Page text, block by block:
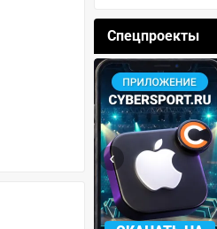
Спецпроекты
‹